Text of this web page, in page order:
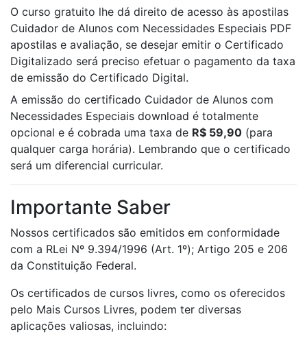
O curso gratuito lhe dá direito de acesso às apostilas
Cuidador de Alunos com Necessidades Especiais PDF
apostilas e avaliação, se desejar emitir o Certificado
Digitalizado será preciso efetuar o pagamento da taxa
de emissão do Certificado Digital.
A emissão do certificado Cuidador de Alunos com
Necessidades Especiais download é totalmente
opcional e é cobrada uma taxa de R$ 59,90 (para
qualquer carga horária). Lembrando que o certificado
será um diferencial curricular.
Importante Saber
Nossos certificados são emitidos em conformidade
com a RLei Nº 9.394/1996 (Art. 1º); Artigo 205 e 206
da Constituição Federal.
Os certificados de cursos livres, como os oferecidos
pelo Mais Cursos Livres, podem ter diversas
aplicações valiosas, incluindo: